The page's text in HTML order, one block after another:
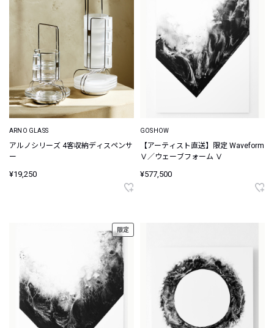
ARNO GLASS
アルノシリーズ 4客収納ディスペンサ
ー
¥19,250
GOSHOW
【アーティスト直送】限定 Waveform
Ⅴ／ウェーブフォーム Ⅴ
¥577,500
限定